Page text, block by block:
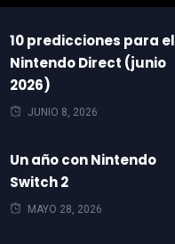
10 predicciones para el
Nintendo Direct (junio
2026)
JUNIO 8, 2026
Un año con Nintendo
Switch 2
MAYO 28, 2026